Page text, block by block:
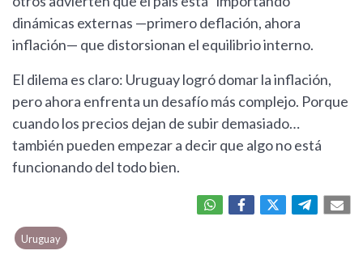
dinámicas externas —primero deflación, ahora
inflación— que distorsionan el equilibrio interno.
El dilema es claro: Uruguay logró domar la inflación,
pero ahora enfrenta un desafío más complejo. Porque
cuando los precios dejan de subir demasiado…
también pueden empezar a decir que algo no está
funcionando del todo bien.
Uruguay